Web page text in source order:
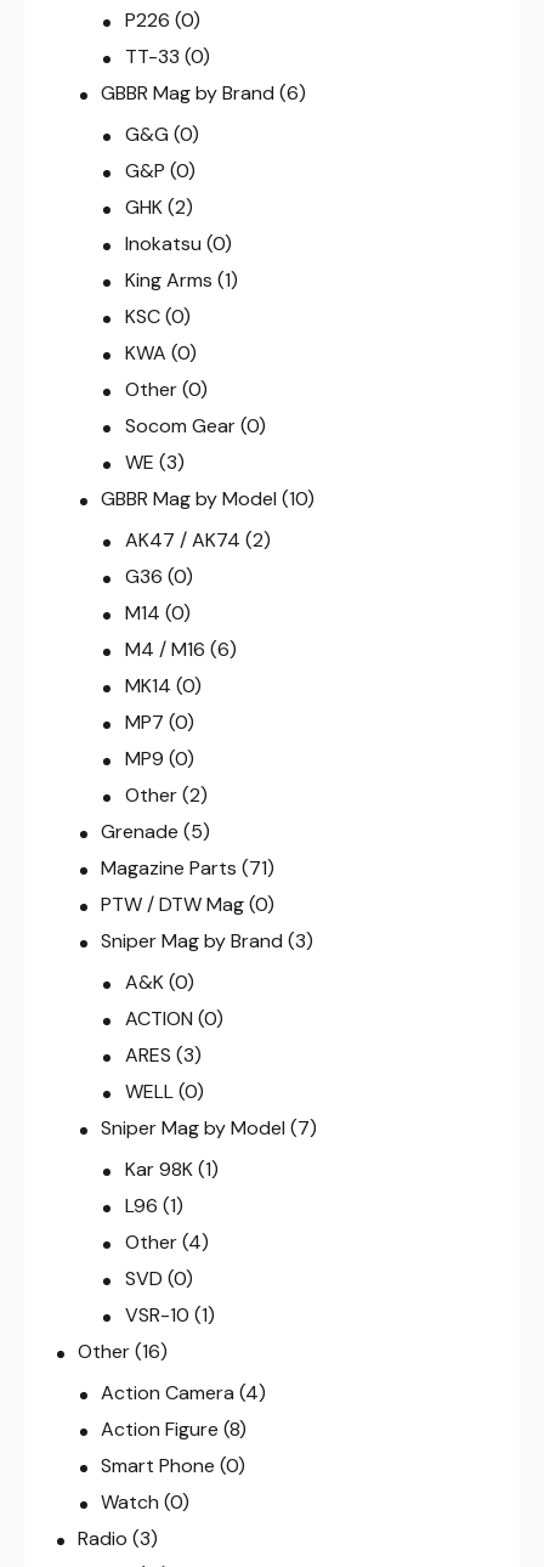
P226 (0)
TT-33 (0)
GBBR Mag by Brand (6)
G&G (0)
G&P (0)
GHK (2)
Inokatsu (0)
King Arms (1)
KSC (0)
KWA (0)
Other (0)
Socom Gear (0)
WE (3)
GBBR Mag by Model (10)
AK47 / AK74 (2)
G36 (0)
M14 (0)
M4 / M16 (6)
MK14 (0)
MP7 (0)
MP9 (0)
Other (2)
Grenade (5)
Magazine Parts (71)
PTW / DTW Mag (0)
Sniper Mag by Brand (3)
A&K (0)
ACTION (0)
ARES (3)
WELL (0)
Sniper Mag by Model (7)
Kar 98K (1)
L96 (1)
Other (4)
SVD (0)
VSR-10 (1)
Other(16)
Action Camera (4)
Action Figure (8)
Smart Phone (0)
Watch (0)
Radio (3)